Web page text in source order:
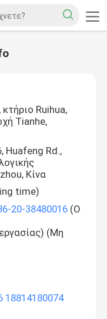
Ruihua,
Tianhe,
Huafeng Rd.,
Κίνα
time)
20-38480016 (Ο
(Μη
18814180074